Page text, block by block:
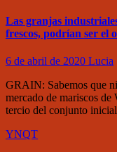
Las granjas
frescos, podrían ser el
6 de abril de 2020 Lucia
GRAIN: Sabemos que
mercado de mariscos
tercio del conjunto
YNQT